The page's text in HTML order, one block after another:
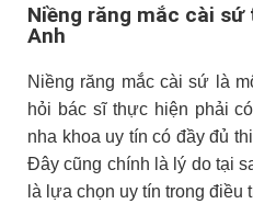
Niềng răng mắc cài sứ
Anh
Niềng răng mắc cài sứ là
hỏi bác sĩ thực hiện phải
nha khoa uy tín có đầy đủ
Đây cũng chính là lý do tại
là lựa chọn uy tín trong điều